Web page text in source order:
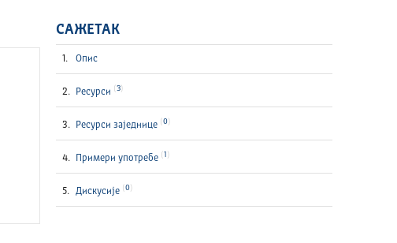
САЖЕТАК
Опис
Ресурси 3
Ресурси заједнице 0
Примери употребе 1
Дискусије 0